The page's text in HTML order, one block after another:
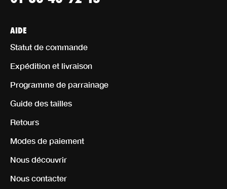
AIDE
Statut de commande
Expédition et livraison
Programme de parrainage
Guide des tailles
Retours
Modes de paiement
Nous découvrir
Nous contacter